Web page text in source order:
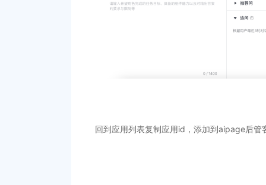
回到应用列表复制应用id ，添加到aipage后管